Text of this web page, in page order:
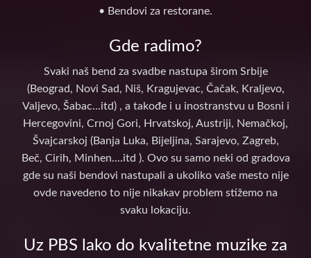
• Bendovi za restorane.
Gde radimo?
Svaki naš bend za svadbe nastupa širom Srbije
(Beograd, Novi Sad, Niš, Kragujevac, Čačak, Kraljevo,
Valjevo, Šabac...itd) , a takođe i u inostranstvu u Bosni i
Hercegovini, Crnoj Gori, Hrvatskoj, Austriji, Nemačkoj,
Švajcarskoj (Banja Luka, Bijeljina, Sarajevo, Zagreb,
Beč, Cirih, Minhen....itd ). Ovo su samo neki od gradova
gde su naši bendovi nastupali a ukoliko vaše mesto nije
ovde navedeno to nije nikakav problem stižemo na
svaku lokaciju.
Uz PBS lako do kvalitetne muzike za